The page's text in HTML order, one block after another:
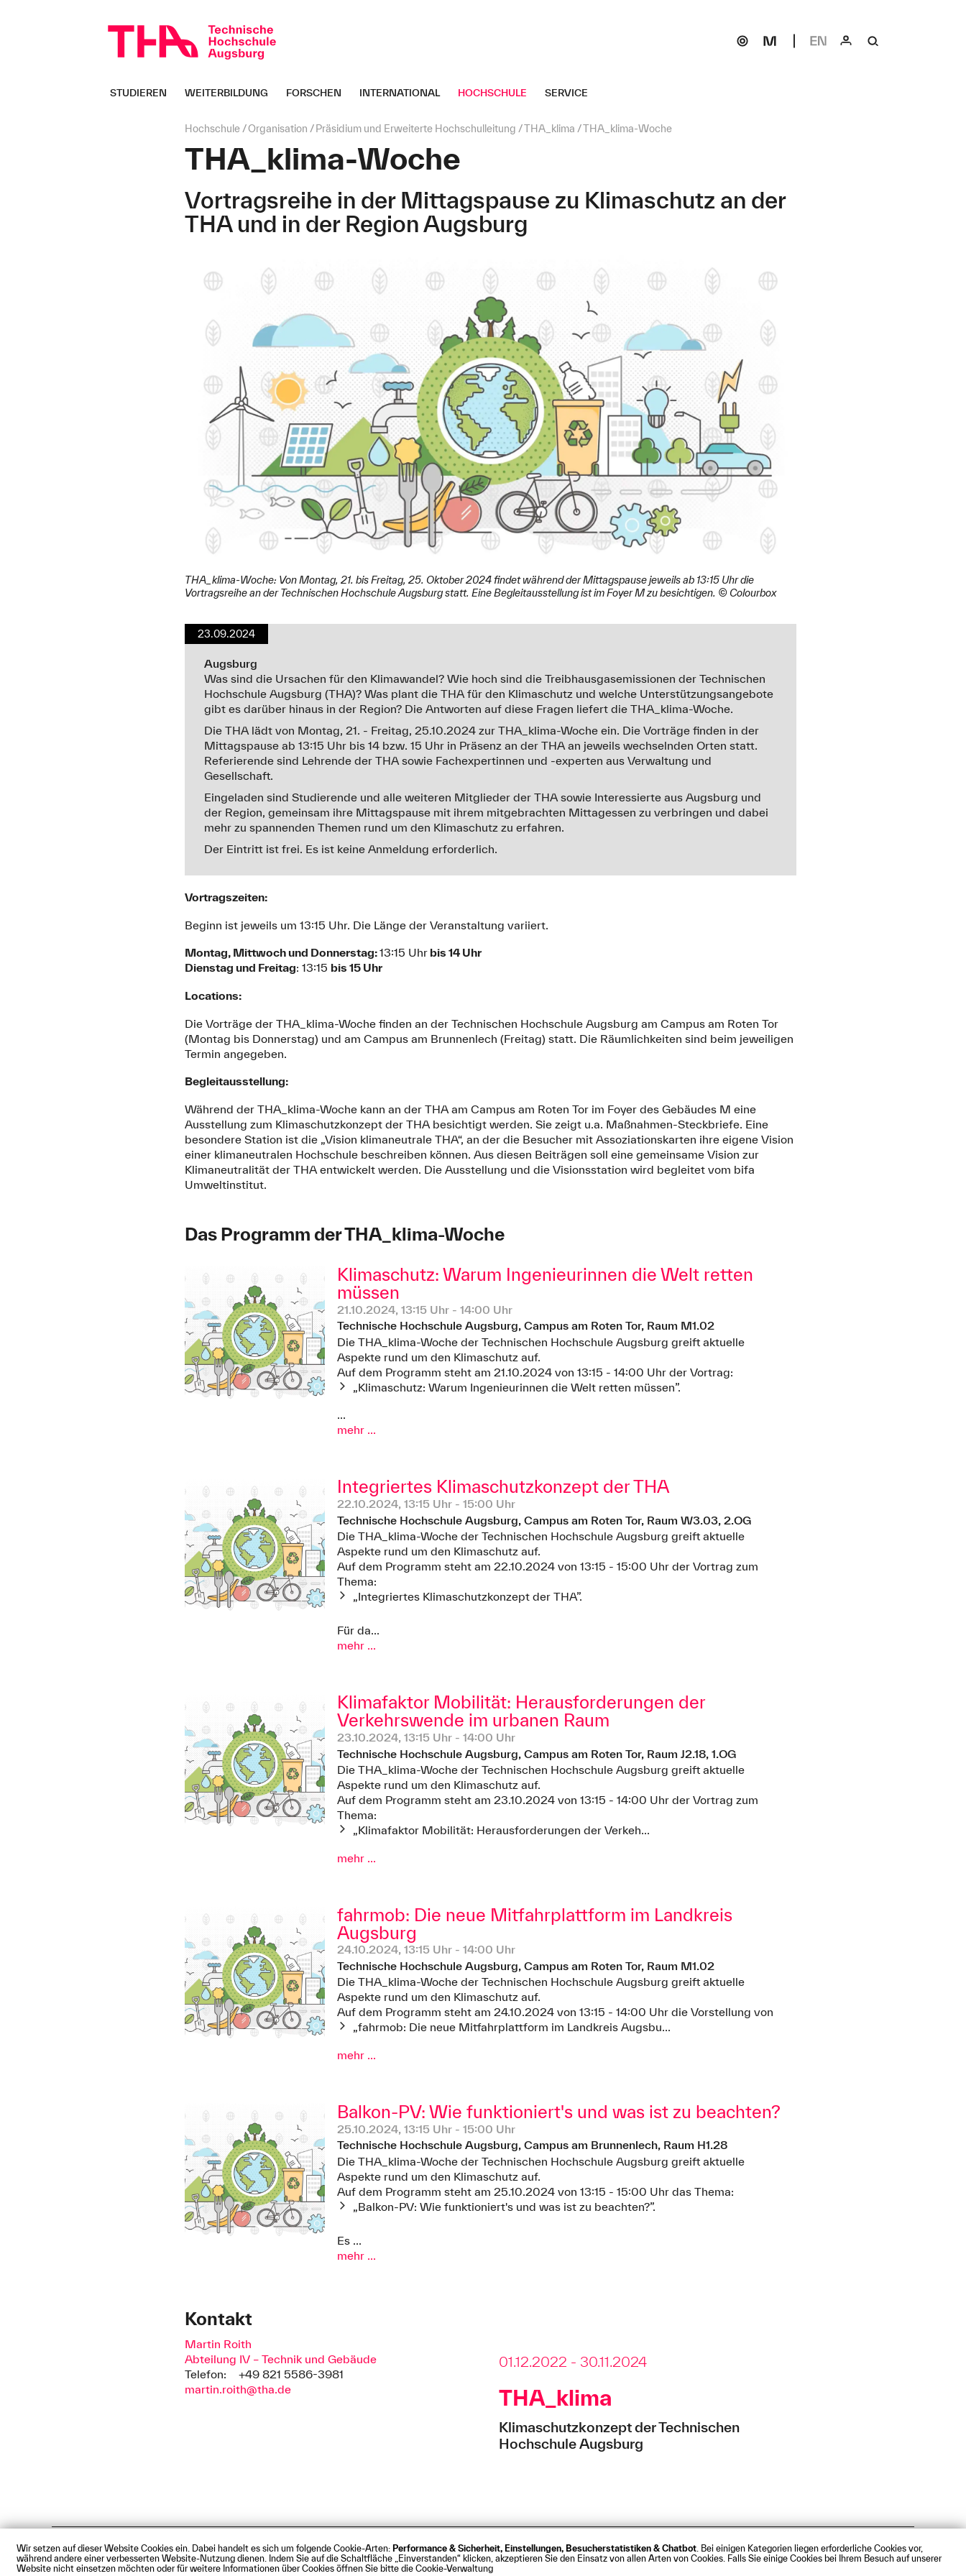
Wir setzen auf dieser Website Cookies ein. Dabei handelt es sich um folgende Cookie-Arten: Performance & Sicherheit, Einstellungen, Besucherstatistiken & Chatbot . Bei einigen Kategorien liegen erforderliche Cookies vor,
während andere einer verbesserten Website-Nutzung dienen. Indem Sie auf die Schaltfläche „Einverstanden“ klicken, akzeptieren Sie den Einsatz von allen Arten von Cookies. Falls Sie einige Cookies bei Ihrem Besuch auf unserer
Website nicht einsetzen möchten oder für weitere Informationen über Cookies öffnen Sie bitte die Cookie-Verwaltung
überspringen
STUDIEREN WEITERBILDUNG FORSCHEN INTERNATIONAL HOCHSCHULE SERVICE
Seitenpfad:
Hochschule Organisation Präsidium und Erweiterte Hochschulleitung THA_klima THA_klima-Woche
THA_klima-Woche
Vortragsreihe in der Mittagspause zu Klimaschutz an der
THA und in der Region Augsburg
THA_klima-Woche: Von Montag, 21. bis Freitag, 25. Oktober 2024 findet während der Mittagspause jeweils ab 13:15 Uhr die
Vortragsreihe an der Technischen Hochschule Augsburg statt. Eine Begleitausstellung ist im Foyer M zu besichtigen. © Colourbox
23.09.2024
Augsburg
Was sind die Ursachen für den Klimawandel? Wie hoch sind die Treibhausgasemissionen der Technischen
Hochschule Augsburg (THA)? Was plant die THA für den Klimaschutz und welche Unterstützungsangebote
gibt es darüber hinaus in der Region? Die Antworten auf diese Fragen liefert die THA_klima-Woche.
Die THA lädt von Montag, 21. - Freitag, 25.10.2024 zur THA_klima-Woche ein. Die Vorträge finden in der
Mittagspause ab 13:15 Uhr bis 14 bzw. 15 Uhr in Präsenz an der THA an jeweils wechselnden Orten statt.
Referierende sind Lehrende der THA sowie Fachexpertinnen und -experten aus Verwaltung und
Gesellschaft.
Eingeladen sind Studierende und alle weiteren Mitglieder der THA sowie Interessierte aus Augsburg und
der Region, gemeinsam ihre Mittagspause mit ihrem mitgebrachten Mittagessen zu verbringen und dabei
mehr zu spannenden Themen rund um den Klimaschutz zu erfahren.
Der Eintritt ist frei. Es ist keine Anmeldung erforderlich.
Vortragszeiten:
Beginn ist jeweils um 13:15 Uhr. Die Länge der Veranstaltung variiert.
Montag, Mittwoch und Donnerstag:13:15 Uhr bis 14 Uhr
Dienstag und Freitag: 13:15 bis 15 Uhr
Locations:
Die Vorträge der THA_klima-Woche finden an der Technischen Hochschule Augsburg am Campus am Roten Tor
(Montag bis Donnerstag) und am Campus am Brunnenlech (Freitag) statt. Die Räumlichkeiten sind beim jeweiligen
Termin angegeben.
Begleitausstellung:
Während der THA_klima-Woche kann an der THA am Campus am Roten Tor im Foyer des Gebäudes M eine
Ausstellung zum Klimaschutzkonzept der THA besichtigt werden. Sie zeigt u.a. Maßnahmen-Steckbriefe. Eine
besondere Station ist die „Vision klimaneutrale THA“, an der die Besucher mit Assoziationskarten ihre eigene Vision
einer klimaneutralen Hochschule beschreiben können. Aus diesen Beiträgen soll eine gemeinsame Vision zur
Klimaneutralität der THA entwickelt werden. Die Ausstellung und die Visionsstation wird begleitet vom bifa
Umweltinstitut.
Das Programm der THA_klima-Woche
Klimaschutz: Warum Ingenieurinnen die Welt retten
müssen
21.10.2024, 13:15 Uhr - 14:00 Uhr
Technische Hochschule Augsburg, Campus am Roten Tor, Raum M1.02
Die THA_klima-Woche der Technischen Hochschule Augsburg greift aktuelle
Aspekte rund um den Klimaschutz auf.
Auf dem Programm steht am 21.10.2024 von 13:15 - 14:00 Uhr der Vortrag:
„Klimaschutz: Warum Ingenieurinnen die Welt retten müssen”.
...
mehr ...
Integriertes Klimaschutzkonzept der THA
22.10.2024, 13:15 Uhr - 15:00 Uhr
Technische Hochschule Augsburg, Campus am Roten Tor, Raum W3.03, 2.OG
Die THA_klima-Woche der Technischen Hochschule Augsburg greift aktuelle
Aspekte rund um den Klimaschutz auf.
Auf dem Programm steht am 22.10.2024 von 13:15 - 15:00 Uhr der Vortrag zum
Thema:
„Integriertes Klimaschutzkonzept der THA”.
Für da...
mehr ...
Klimafaktor Mobilität: Herausforderungen der
Verkehrswende im urbanen Raum
23.10.2024, 13:15 Uhr - 14:00 Uhr
Technische Hochschule Augsburg, Campus am Roten Tor, Raum J2.18, 1.OG
Die THA_klima-Woche der Technischen Hochschule Augsburg greift aktuelle
Aspekte rund um den Klimaschutz auf.
Auf dem Programm steht am 23.10.2024 von 13:15 - 14:00 Uhr der Vortrag zum
Thema:
„Klimafaktor Mobilität: Herausforderungen der Verkeh...
mehr ...
fahrmob: Die neue Mitfahrplattform im Landkreis
Augsburg
24.10.2024, 13:15 Uhr - 14:00 Uhr
Technische Hochschule Augsburg, Campus am Roten Tor, Raum M1.02
Die THA_klima-Woche der Technischen Hochschule Augsburg greift aktuelle
Aspekte rund um den Klimaschutz auf.
Auf dem Programm steht am 24.10.2024 von 13:15 - 14:00 Uhr die Vorstellung von
„fahrmob: Die neue Mitfahrplattform im Landkreis Augsbu...
mehr ...
Balkon-PV: Wie funktioniert's und was ist zu beachten?
25.10.2024, 13:15 Uhr - 15:00 Uhr
Technische Hochschule Augsburg, Campus am Brunnenlech, Raum H1.28
Die THA_klima-Woche der Technischen Hochschule Augsburg greift aktuelle
Aspekte rund um den Klimaschutz auf.
Auf dem Programm steht am 25.10.2024 von 13:15 - 15:00 Uhr das Thema:
„Balkon-PV: Wie funktioniert's und was ist zu beachten?”.
Es ...
mehr ...
Kontakt
Martin Roith
Abteilung IV – Technik und Gebäude
Telefon:
+49 821 5586-3981
martin.roith@tha.de
01.12.2022 - 30.11.2024
THA_klima
Klimaschutzkonzept der Technischen
Hochschule Augsburg
Impressum Datenschutz Cookies Barrierefreiheit Kontakt Presse Anfahrt Intranet
Webmail
© Technische Hochschule Augsburg